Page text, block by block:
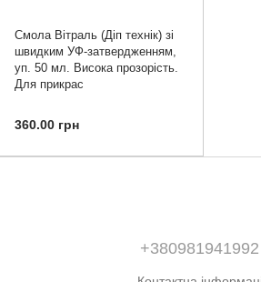
Смола Вітраль (Діп технік) зі
швидким УФ-затвердженням,
уп. 50 мл. Висока прозорість.
Для прикрас
360.00 грн
+380981941992